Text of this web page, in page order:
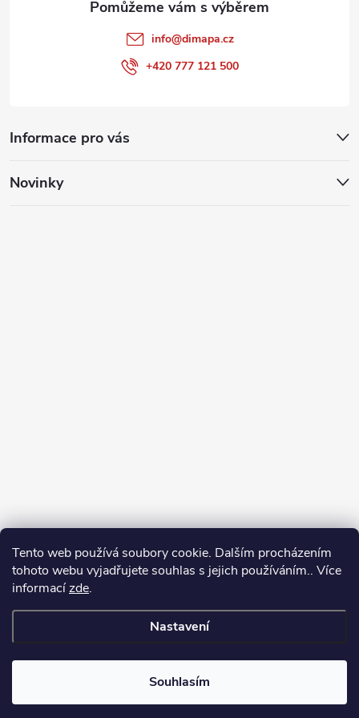
Tento web používá soubory cookie. Dalším procházením
tohoto webu vyjadřujete souhlas s jejich používáním.. Více
informacízde.
Nastavení
Souhlasím
Informace pro vás
Novinky
info@dimapa.cz
+420 777 121 500
Copyright 2026Můj e-shop. Všechna práva vyhrazena.